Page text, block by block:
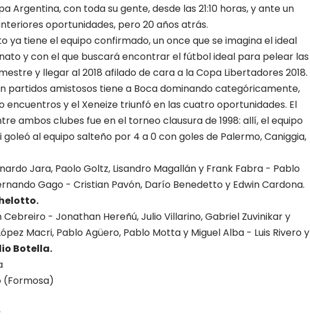
Argentina, con toda su gente, desde las 21:10 horas, y ante un
oportunidades, pero 20 años atrás.
ya tiene el equipo confirmado, un once que se imagina el ideal
y con el que buscará encontrar el fútbol ideal para pelear las
y llegar al 2018 afilado de cara a la Copa Libertadores 2018.
partidos amistosos tiene a Boca dominando categóricamente,
encuentros y el Xeneize triunfó en las cuatro oportunidades. El
ambos clubes fue en el torneo clausura de 1998: allí, el equipo
al equipo salteño por 4 a 0 con goles de Palermo, Caniggia,
Jara, Paolo Goltz, Lisandro Magallán y Frank Fabra - Pablo
Gago - Cristian Pavón, Darío Benedetto y Edwin Cardona.
Cebreiro - Jonathan Hereñú, Julio Villarino, Gabriel Zuvinikar y
Macri, Pablo Agüero, Pablo Motta y Miguel Alba - Luis Rivero y
Botella.
(Formosa)